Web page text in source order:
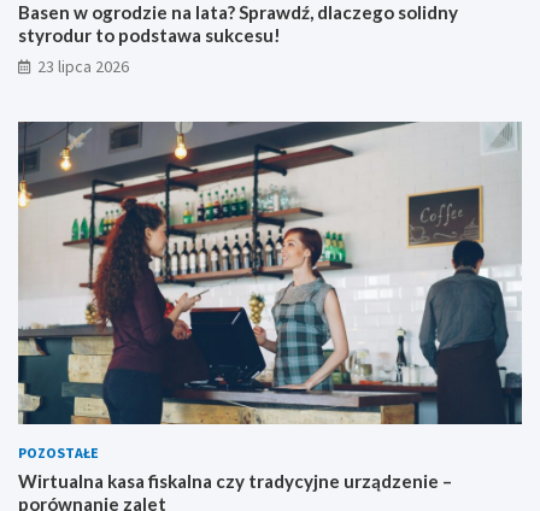
Basen w ogrodzie na lata? Sprawdź, dlaczego solidny
styrodur to podstawa sukcesu!
23 lipca 2026
POZOSTAŁE
Wirtualna kasa fiskalna czy tradycyjne urządzenie –
porównanie zalet